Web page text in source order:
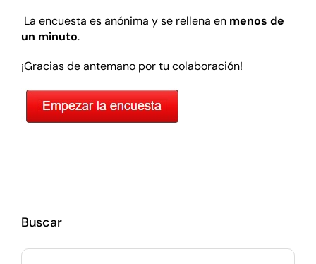
La encuesta es anónima y se rellena en menos de
un minuto.
¡Gracias de antemano por tu colaboración!
Buscar
Buscar: